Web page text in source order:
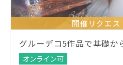
開催リクエス
グルーデコ5作品で基礎
オンライン可